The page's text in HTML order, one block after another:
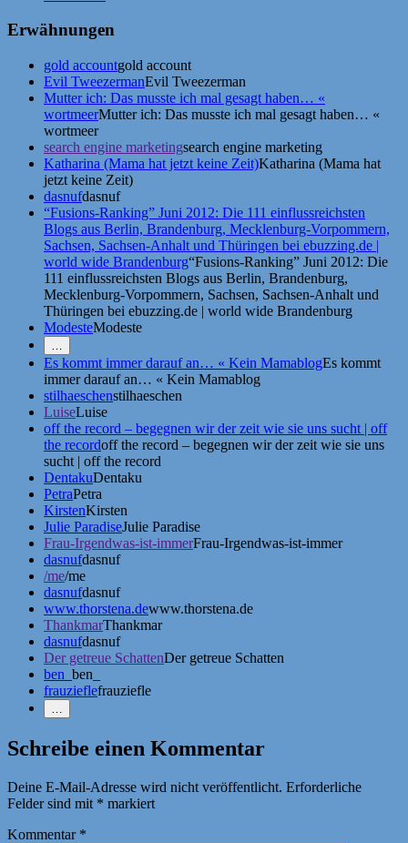
Erwähnungen
gold accountgold account
Evil TweezermanEvil Tweezerman
Mutter ich: Das musste ich mal gesagt haben… «
wortmeerMutter ich: Das musste ich mal gesagt haben… «
wortmeer
search engine marketingsearch engine marketing
Katharina (Mama hat jetzt keine Zeit)Katharina (Mama hat
jetzt keine Zeit)
dasnufdasnuf
“Fusions-Ranking” Juni 2012: Die 111 einflussreichsten
Blogs aus Berlin, Brandenburg, Mecklenburg-Vorpommern,
Sachsen, Sachsen-Anhalt und Thüringen bei ebuzzing.de |
world wide Brandenburg“Fusions-Ranking” Juni 2012: Die
111 einflussreichsten Blogs aus Berlin, Brandenburg,
Mecklenburg-Vorpommern, Sachsen, Sachsen-Anhalt und
Thüringen bei ebuzzing.de | world wide Brandenburg
ModesteModeste
…
Erwähnungen
zeigen
Es kommt immer darauf an… « Kein MamablogEs kommt
immer darauf an… « Kein Mamablog
stilhaeschenstilhaeschen
LuiseLuise
off the record – begegnen wir der zeit wie sie uns sucht | off
the recordoff the record – begegnen wir der zeit wie sie uns
sucht | off the record
DentakuDentaku
PetraPetra
KirstenKirsten
Julie ParadiseJulie Paradise
Frau-Irgendwas-ist-immerFrau-Irgendwas-ist-immer
dasnufdasnuf
/me/me
dasnufdasnuf
www.thorstena.dewww.thorstena.de
ThankmarThankmar
dasnufdasnuf
Der getreue SchattenDer getreue Schatten
ben_ ben_
frauzieflefrauziefle
…
Erwähnungen
Schreibe einen Kommentar
Deine E-Mail-Adresse wird nicht veröffentlicht. Erforderliche
Felder sind mit * markiert
Kommentar *